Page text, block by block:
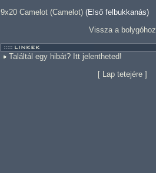
9x20 Camelot (Camelot) (Első felbukkanás)
Vissza a bolygóhoz
Találtál egy hibát? Itt jelentheted!
[ Lap tetejére]